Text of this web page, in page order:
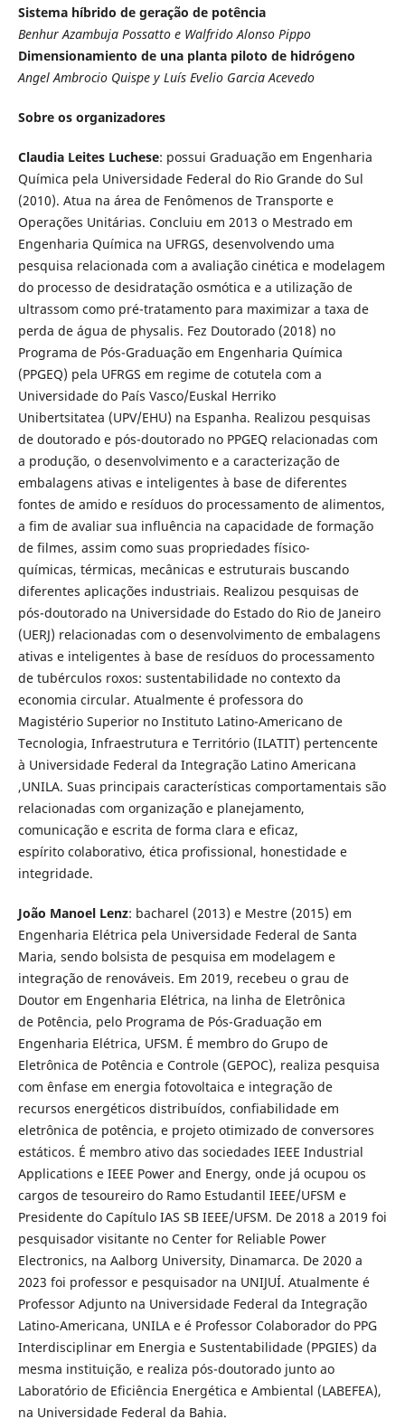
Sistema híbrido de geração de potência
Benhur Azambuja Possatto e Walfrido Alonso Pippo
Dimensionamiento de una planta piloto de hidrógeno
Angel Ambrocio Quispe y Luís Evelio Garcia Acevedo
Sobre os organizadores
Claudia Leites Luchese: possui Graduação em Engenharia
Química pela Universidade Federal do Rio Grande do Sul
(2010). Atua na área de Fenômenos de Transporte e
Operações Unitárias. Concluiu em 2013 o Mestrado em
Engenharia Química na UFRGS, desenvolvendo uma
pesquisa relacionada com a avaliação cinética e modelagem
do processo de desidratação osmótica e a utilização de
ultrassom como pré-tratamento para maximizar a taxa de
perda de água de physalis. Fez Doutorado (2018) no
Programa de Pós-Graduação em Engenharia Química
(PPGEQ) pela UFRGS em regime de cotutela com a
Universidade do País Vasco/Euskal Herriko
Unibertsitatea (UPV/EHU) na Espanha. Realizou pesquisas
de doutorado e pós-doutorado no PPGEQ relacionadas com
a produção, o desenvolvimento e a caracterização de
embalagens ativas e inteligentes à base de diferentes
fontes de amido e resíduos do processamento de alimentos,
a fim de avaliar sua influência na capacidade de formação
de filmes, assim como suas propriedades físico-
químicas, térmicas, mecânicas e estruturais buscando
diferentes aplicações industriais. Realizou pesquisas de
pós-doutorado na Universidade do Estado do Rio de Janeiro
(UERJ) relacionadas com o desenvolvimento de embalagens
ativas e inteligentes à base de resíduos do processamento
de tubérculos roxos: sustentabilidade no contexto da
economia circular. Atualmente é professora do
Magistério Superior no Instituto Latino-Americano de
Tecnologia, Infraestrutura e Território (ILATIT) pertencente
à Universidade Federal da Integração Latino Americana
,UNILA. Suas principais características comportamentais são
relacionadas com organização e planejamento,
comunicação e escrita de forma clara e eficaz,
espírito colaborativo, ética profissional, honestidade e
integridade.
João Manoel Lenz: bacharel (2013) e Mestre (2015) em
Engenharia Elétrica pela Universidade Federal de Santa
Maria, sendo bolsista de pesquisa em modelagem e
integração de renováveis. Em 2019, recebeu o grau de
Doutor em Engenharia Elétrica, na linha de Eletrônica
de Potência, pelo Programa de Pós-Graduação em
Engenharia Elétrica, UFSM. É membro do Grupo de
Eletrônica de Potência e Controle (GEPOC), realiza pesquisa
com ênfase em energia fotovoltaica e integração de
recursos energéticos distribuídos, confiabilidade em
eletrônica de potência, e projeto otimizado de conversores
estáticos. É membro ativo das sociedades IEEE Industrial
Applications e IEEE Power and Energy, onde já ocupou os
cargos de tesoureiro do Ramo Estudantil IEEE/UFSM e
Presidente do Capítulo IAS SB IEEE/UFSM. De 2018 a 2019 foi
pesquisador visitante no Center for Reliable Power
Electronics, na Aalborg University, Dinamarca. De 2020 a
2023 foi professor e pesquisador na UNIJUÍ. Atualmente é
Professor Adjunto na Universidade Federal da Integração
Latino-Americana, UNILA e é Professor Colaborador do PPG
Interdisciplinar em Energia e Sustentabilidade (PPGIES) da
mesma instituição, e realiza pós-doutorado junto ao
Laboratório de Eficiência Energética e Ambiental (LABEFEA),
na Universidade Federal da Bahia.